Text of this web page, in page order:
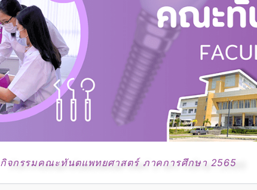
กิจกรรมคณะทันตแพทยศาสตร์ ภาคการศึกษา 2565